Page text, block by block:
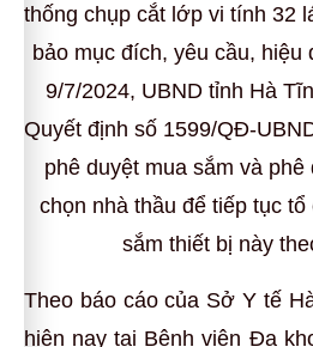
thống chụp cắt lớp vi tính 32
bảo mục đích, yêu cầu, hiệu
9/7/2024, UBND tỉnh Hà
Quyết định số 1599/QĐ-
phê duyệt mua sắm và
chọn nhà thầu để tiếp tục
sắm thiết bị này
Theo báo cáo của Sở Y tế
hiện nay tại Bệnh viện Đa